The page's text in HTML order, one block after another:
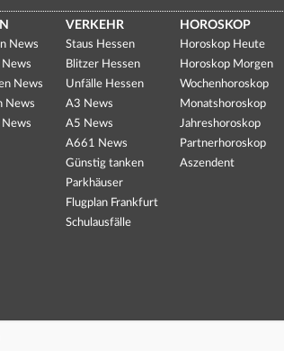
News
News
News
News
VERKEHR
Staus Hessen
Blitzer Hessen
Unfälle Hessen
A3 News
A5 News
A661 News
Günstig tanken
Parkhäuser
Flugplan Frankfurt
Schulausfälle
HOROSKOP
Horoskop Heute
Horoskop Morgen
Wochenhoroskop
Monatshoroskop
Jahreshoroskop
Partnerhoroskop
Aszendent